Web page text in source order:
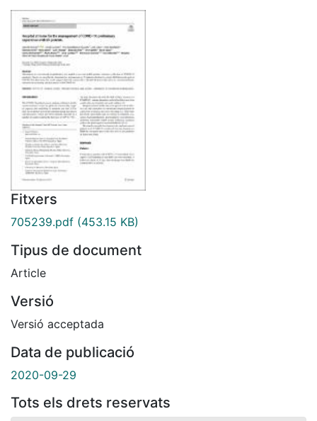
Fitxers
705239.pdf (453.15 KB)
Tipus de document
Article
Versió
Versió acceptada
Data de publicació
2020-09-29
Tots els drets reservats